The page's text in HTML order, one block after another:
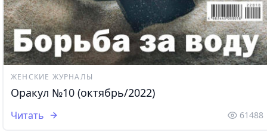
ЖЕНСКИЕ ЖУРНАЛЫ
Оракул №10 (октябрь/2022)
Читать 61488